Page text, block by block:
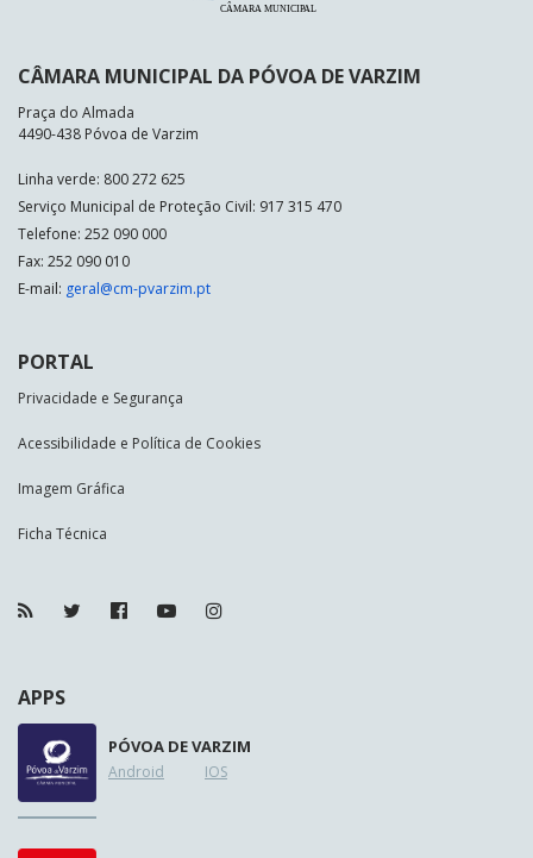
CÂMARA MUNICIPAL DA PÓVOA DE VARZIM
Praça do Almada
4490-438 Póvoa de Varzim
Linha verde: 800 272 625
Serviço Municipal de Proteção Civil: 917 315 470
Telefone: 252 090 000
Fax: 252 090 010
E-mail: geral@cm-pvarzim.pt
PORTAL
Privacidade e Segurança
Acessibilidade e Política de Cookies
Imagem Gráfica
Ficha Técnica
APPS
PÓVOA DE VARZIM
Android IOS